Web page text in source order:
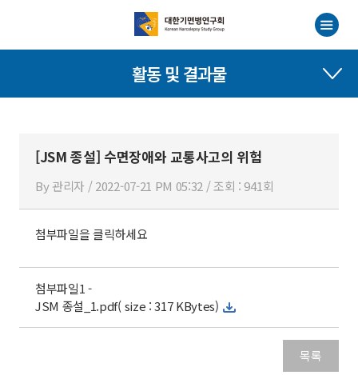
활동 및 결과물
[JSM 종설] 수면장애와 교통사고의 위험
By 관리자 / 2022-07-21 PM 05:32 / 조회 : 941회
첨부파일을 클릭하세요
첨부파일1 -
JSM 종설_1.pdf( size : 317 KBytes)
목록